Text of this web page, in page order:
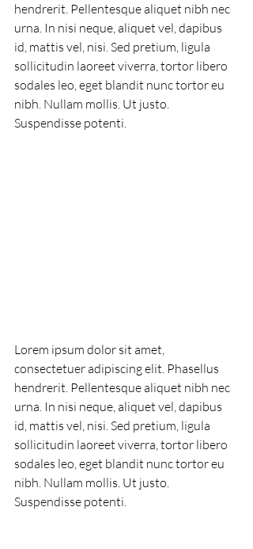
hendrerit. Pellentesque aliquet nibh nec
urna. In nisi neque, aliquet vel, dapibus
id, mattis vel, nisi. Sed pretium, ligula
sollicitudin laoreet viverra, tortor libero
sodales leo, eget blandit nunc tortor eu
nibh. Nullam mollis. Ut justo.
Suspendisse potenti.
Lorem ipsum dolor sit amet,
consectetuer adipiscing elit. Phasellus
hendrerit. Pellentesque aliquet nibh nec
urna. In nisi neque, aliquet vel, dapibus
id, mattis vel, nisi. Sed pretium, ligula
sollicitudin laoreet viverra, tortor libero
sodales leo, eget blandit nunc tortor eu
nibh. Nullam mollis. Ut justo.
Suspendisse potenti.